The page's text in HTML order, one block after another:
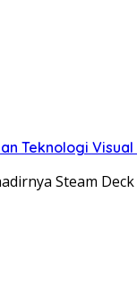
Teknologi
Steam